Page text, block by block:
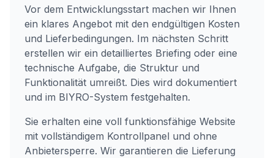
Vor dem Entwicklungsstart machen wir Ihnen
ein klares Angebot mit den endgültigen Kosten
und Lieferbedingungen. Im nächsten Schritt
erstellen wir ein detailliertes Briefing oder eine
technische Aufgabe, die Struktur und
Funktionalität umreißt. Dies wird dokumentiert
und im BIYRO-System festgehalten.
Sie erhalten eine voll funktionsfähige Website
mit vollständigem Kontrollpanel und ohne
Anbietersperre. Wir garantieren die Lieferung